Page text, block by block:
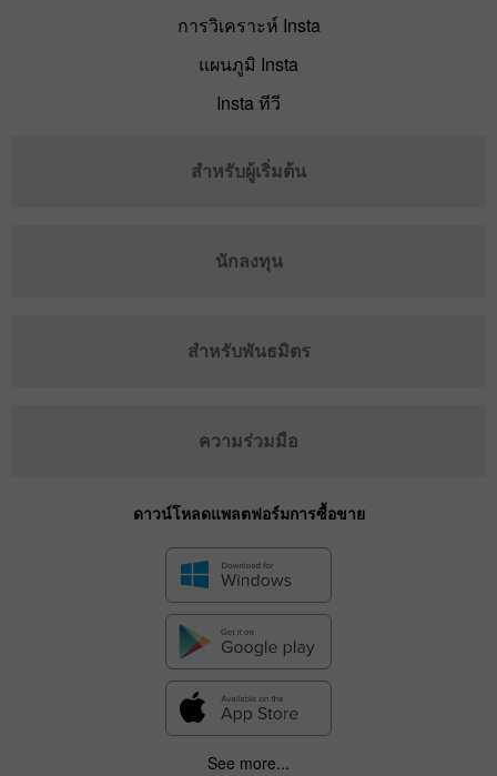
การวิเคราะห์ Insta
แผนภูมิ Insta
Insta ทีวี
สำหรับผู้เริ่มต้น
นักลงทุน
สำหรับพันธมิตร
ความร่วมมือ
ดาวน์โหลดแพลตฟอร์มการซื้อขาย
See more...